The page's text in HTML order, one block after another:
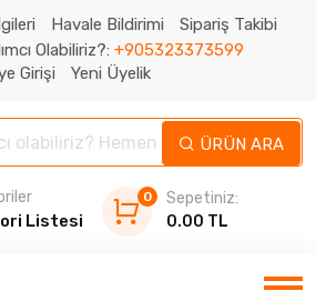
Havale Bildirimi
Sipariş Takibi
Olabiliriz?: +905323373599
Girişi
Yeni Üyelik
ÜRÜN ARA
Listesi
0
Sepetiniz:
0.00 TL